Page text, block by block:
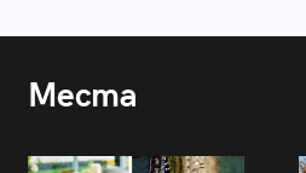
Места